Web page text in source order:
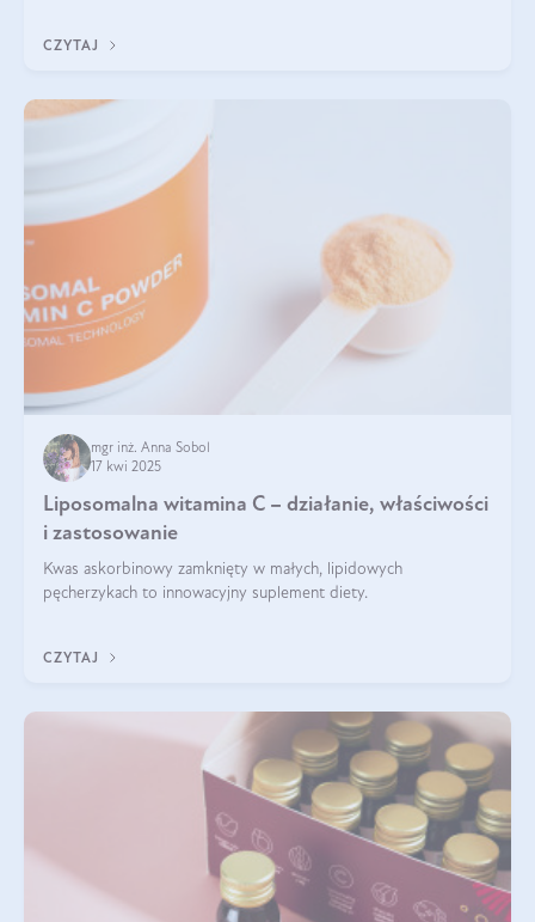
CZYTAJ
mgr inż. Anna Sobol
17 kwi 2025
Liposomalna witamina C – działanie, właściwości
i zastosowanie
Kwas askorbinowy zamknięty w małych, lipidowych
pęcherzykach to innowacyjny suplement diety.
CZYTAJ